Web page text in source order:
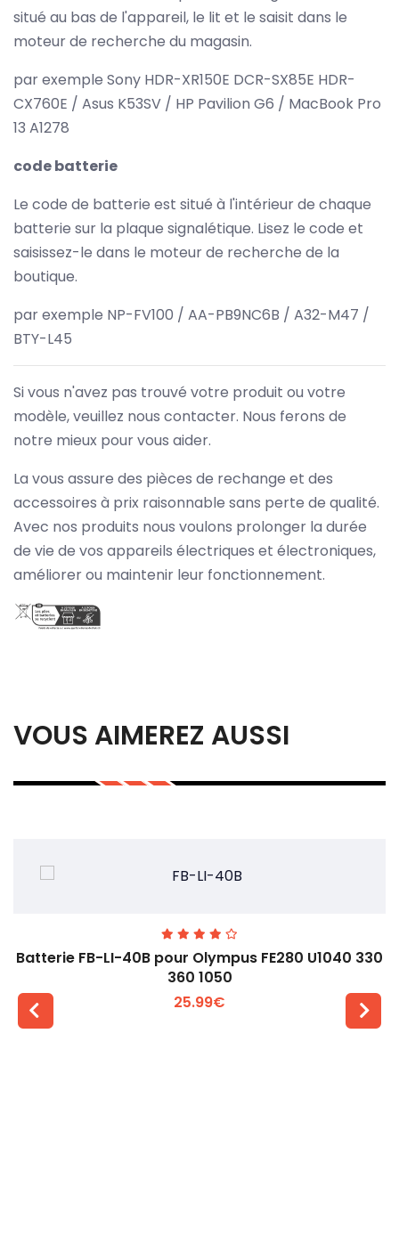
situé au bas de l'appareil, le lit et le saisit dans le
moteur de recherche du magasin.
par exemple Sony HDR-XR150E DCR-SX85E HDR-
CX760E / Asus K53SV / HP Pavilion G6 / MacBook Pro
13 A1278
code batterie
Le code de batterie est situé à l'intérieur de chaque
batterie sur la plaque signalétique. Lisez le code et
saisissez-le dans le moteur de recherche de la
boutique.
par exemple NP-FV100 / AA-PB9NC6B / A32-M47 /
BTY-L45
Si vous n'avez pas trouvé votre produit ou votre
modèle, veuillez nous contacter. Nous ferons de
notre mieux pour vous aider.
La vous assure des pièces de rechange et des
accessoires à prix raisonnable sans perte de qualité.
Avec nos produits nous voulons prolonger la durée
de vie de vos appareils électriques et électroniques,
améliorer ou maintenir leur fonctionnement.
VOUS AIMEREZ AUSSI
Batterie FB-LI-40B pour Olympus FE280 U1040 330
360 1050
25.99€